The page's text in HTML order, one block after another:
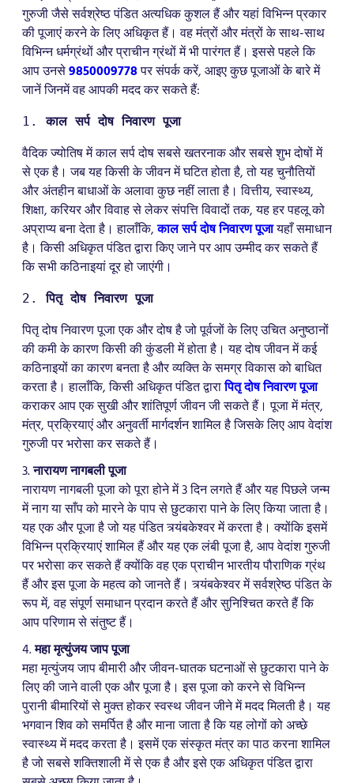
गुरुजी जैसे सर्वश्रेष्ठ पंडित अत्यधिक कुशल हैं और यहां विभिन्न प्रकार
की पूजाएं करने के लिए अधिकृत हैं। वह मंत्रों और मंत्रों के साथ-साथ
विभिन्न धर्मग्रंथों और प्राचीन ग्रंथों में भी पारंगत हैं। इससे पहले कि
आप उनसे9850009778पर संपर्क करें, आइए कुछ पूजाओं के बारे में
जानें जिनमें वह आपकी मदद कर सकते हैं:
1. काल सर्प दोष निवारण पूजा
वैदिक ज्योतिष में काल सर्प दोष सबसे खतरनाक और सबसे शुभ दोषों में
से एक है। जब यह किसी के जीवन में घटित होता है, तो यह चुनौतियों
और अंतहीन बाधाओं के अलावा कुछ नहीं लाता है। वित्तीय, स्वास्थ्य,
शिक्षा, करियर और विवाह से लेकर संपत्ति विवादों तक, यह हर पहलू को
अप्राप्य बना देता है। हालाँकि,काल सर्प दोष निवारण पूजायहाँ समाधान
है। किसी अधिकृत पंडित द्वारा किए जाने पर आप उम्मीद कर सकते हैं
कि सभी कठिनाइयां दूर हो जाएंगी।
2. पितृ दोष निवारण पूजा
पितृ दोष निवारण पूजा एक और दोष है जो पूर्वजों के लिए उचित अनुष्ठानों
की कमी के कारण किसी की कुंडली में होता है। यह दोष जीवन में कई
कठिनाइयों का कारण बनता है और व्यक्ति के समग्र विकास को बाधित
करता है। हालाँकि, किसी अधिकृत पंडित द्वारापितृ दोष निवारण पूजा
कराकर आप एक सुखी और शांतिपूर्ण जीवन जी सकते हैं। पूजा में मंत्र,
मंत्र, प्रक्रियाएं और अनुवर्ती मार्गदर्शन शामिल है जिसके लिए आप वेदांश
गुरुजी पर भरोसा कर सकते हैं।
3.नारायण नागबली पूजा
नारायण नागबली पूजा को पूरा होने में 3 दिन लगते हैं और यह पिछले जन्म
में नाग या साँप को मारने के पाप से छुटकारा पाने के लिए किया जाता है।
यह एक और पूजा है जो यह पंडित त्र्यंबकेश्वर में करता है। क्योंकि इसमें
विभिन्न प्रक्रियाएं शामिल हैं और यह एक लंबी पूजा है, आप वेदांश गुरुजी
पर भरोसा कर सकते हैं क्योंकि वह एक प्राचीन भारतीय पौराणिक ग्रंथ
हैं और इस पूजा के महत्व को जानते हैं। त्र्यंबकेश्वर में सर्वश्रेष्ठ पंडित के
रूप में, वह संपूर्ण समाधान प्रदान करते हैं और सुनिश्चित करते हैं कि
आप परिणाम से संतुष्ट हैं।
4.महा मृत्युंजय जाप पूजा
महा मृत्युंजय जाप बीमारी और जीवन-घातक घटनाओं से छुटकारा पाने के
लिए की जाने वाली एक और पूजा है। इस पूजा को करने से विभिन्न
पुरानी बीमारियों से मुक्त होकर स्वस्थ जीवन जीने में मदद मिलती है। यह
भगवान शिव को समर्पित है और माना जाता है कि यह लोगों को अच्छे
स्वास्थ्य में मदद करता है। इसमें एक संस्कृत मंत्र का पाठ करना शामिल
है जो सबसे शक्तिशाली में से एक है और इसे एक अधिकृत पंडित द्वारा